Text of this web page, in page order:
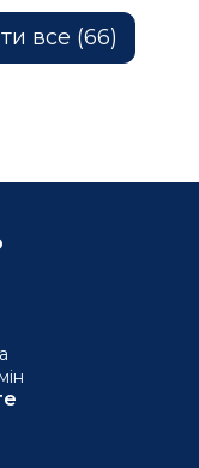
все (66)